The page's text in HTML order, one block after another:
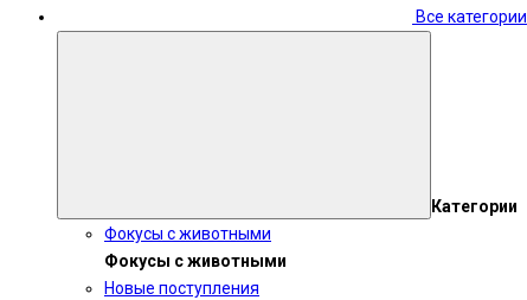
Все категории
Категории
Фокусы с животными
Фокусы с животными
Новые поступления